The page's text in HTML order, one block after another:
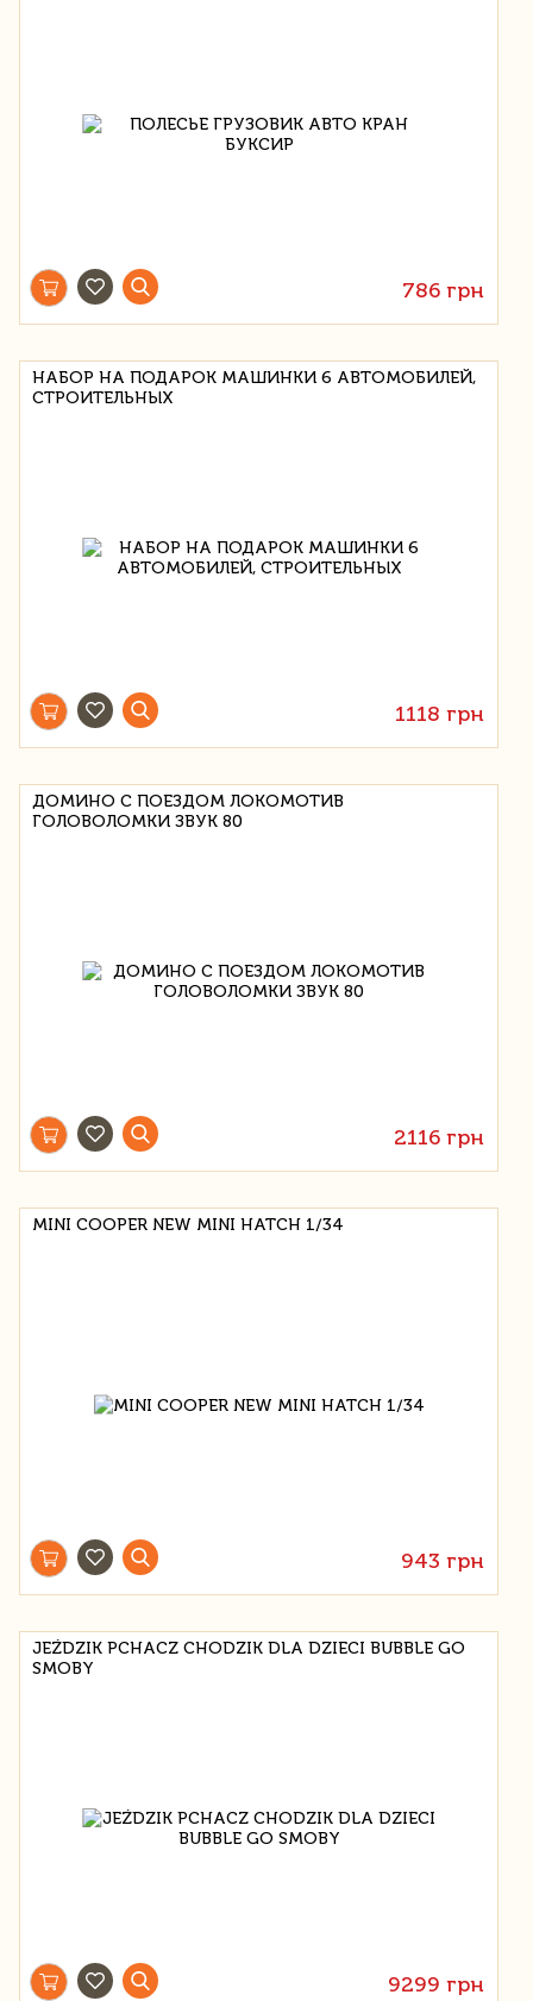
786 грн
НАБОР НА ПОДАРОК МАШИНКИ 6 АВТОМОБИЛЕЙ,
СТРОИТЕЛЬНЫХ
1118 грн
ДОМИНО С ПОЕЗДОМ ЛОКОМОТИВ
ГОЛОВОЛОМКИ ЗВУК 80
2116 грн
MINI COOPER NEW MINI HATCH 1/34
943 грн
JEŹDZIK PCHACZ CHODZIK DLA DZIECI BUBBLE GO
SMOBY
9299 грн